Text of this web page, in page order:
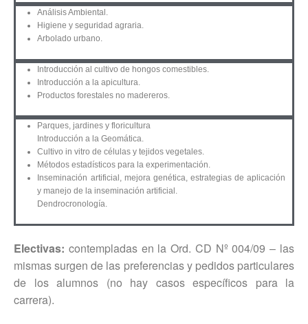
Análisis Ambiental.
Higiene y seguridad agraria.
Arbolado urbano.
Introducción al cultivo de hongos comestibles.
Introducción a la apicultura.
Productos forestales no madereros.
Parques, jardines y floricultura
Introducción a la Geomática.
Cultivo in vitro de células y tejidos vegetales.
Métodos estadísticos para la experimentación.
Inseminación artificial, mejora genética, estrategias de aplicación
y manejo de la inseminación artificial.
Dendrocronología.
Electivas: contempladas en la Ord. CD Nº 004/09 – las
mismas surgen de las preferencias y pedidos particulares
de los alumnos (no hay casos específicos para la
carrera).